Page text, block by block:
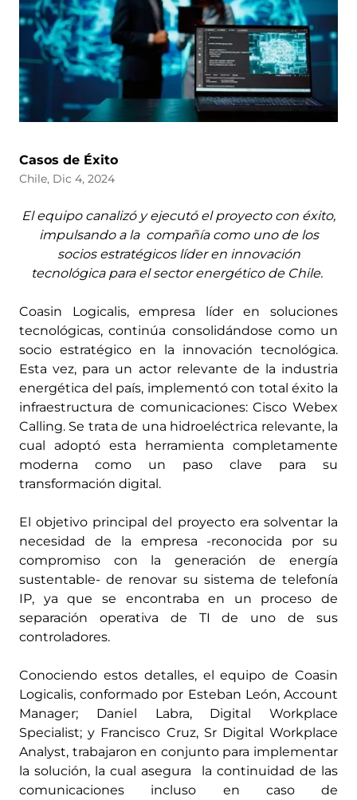
Casos de Éxito
Chile, Dic 4, 2024
El equipo canalizó y ejecutó el proyecto con éxito,
impulsando a la compañía como uno de los
socios estratégicos líder en innovación
tecnológica para el sector energético de Chile.
Coasin Logicalis, empresa líder en soluciones
tecnológicas, continúa consolidándose como un
socio estratégico en la innovación tecnológica.
Esta vez, para un actor relevante de la industria
energética del país, implementó con total éxito la
infraestructura de comunicaciones: Cisco Webex
Calling. Se trata de una hidroeléctrica relevante, la
cual adoptó esta herramienta completamente
moderna como un paso clave para su
transformación digital.
El objetivo principal del proyecto era solventar la
necesidad de la empresa -reconocida por su
compromiso con la generación de energía
sustentable- de renovar su sistema de telefonía
IP, ya que se encontraba en un proceso de
separación operativa de TI de uno de sus
controladores.
Conociendo estos detalles, el equipo de Coasin
Logicalis, conformado por Esteban León, Account
Manager; Daniel Labra, Digital Workplace
Specialist; y Francisco Cruz, Sr Digital Workplace
Analyst, trabajaron en conjunto para implementar
la solución, la cual asegura la continuidad de las
comunicaciones incluso en caso de